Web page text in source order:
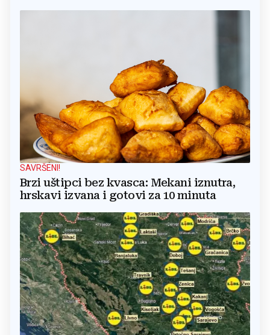
SAVRŠENI!
Brzi uštipci bez kvasca: Mekani iznutra,
hrskavi izvana i gotovi za 10 minuta